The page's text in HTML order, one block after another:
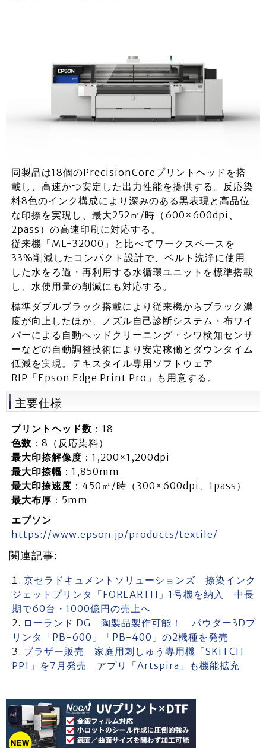
同製品は18個のPrecisionCoreプリントヘッドを搭
載し、高速かつ安定した出力性能を提供する。反応染
料8色のインク構成により深みのある黒表現と高品位
な印捺を実現し、最大252㎡/時（600×600dpi、
2pass）の高速印刷に対応する。
従来機「ML-32000」と比べてワークスペースを
33%削減したコンパクト設計で、ベルト洗浄に使用
した水をろ過・再利用する水循環ユニットを標準搭載
し、水使用量の削減にも対応する。
標準ダブルブラック搭載により従来機からブラック濃
度が向上したほか、ノズル自己診断システム・布ワイ
パーによる自動ヘッドクリーニング・シワ検知センサ
ーなどの自動調整技術により安定稼働とダウンタイム
低減を実現。テキスタイル専用ソフトウェア
RIP「Epson Edge Print Pro」も用意する。
主要仕様
プリントヘッド数 ：18
色数 ：8（反応染料）
最大印捺解像度 ：1,200×1,200dpi
最大印捺幅 ：1,850mm
最大印捺速度 ：450㎡/時（300×600dpi、1pass）
最大布厚 ：5mm
エプソン
https://www.epson.jp/products/textile/
関連記事:
京セラドキュメントソリューションズ 捺染インク
ジェットプリンタ「FOREARTH」1号機を納入 中長
期で60台・1000億円の売上へ
ローランド DG 陶製品製作可能！ パウダー3Dプ
リンタ「PB-600」「PB-400」の2機種を発売
ブラザー販売 家庭用刺しゅう専用機「SKiTCH
PP1」を7月発売 アプリ「Artspira」も機能拡充